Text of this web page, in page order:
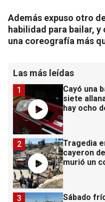
Además expuso otro
habilidad para bailar,
una coreografía más
Las más leídas
Cayó una
siete
hay ocho
1
Tragedia
cayeron
murió un
2
Sábado
3